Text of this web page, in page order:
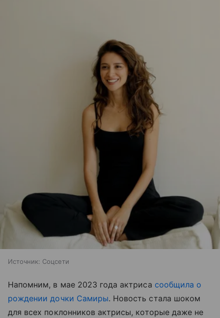
Источник: Соцсети
Напомним, в мае 2023 года актриса сообщила о
рождении дочки Самиры. Новость стала шоком
для всех поклонников актрисы, которые даже не